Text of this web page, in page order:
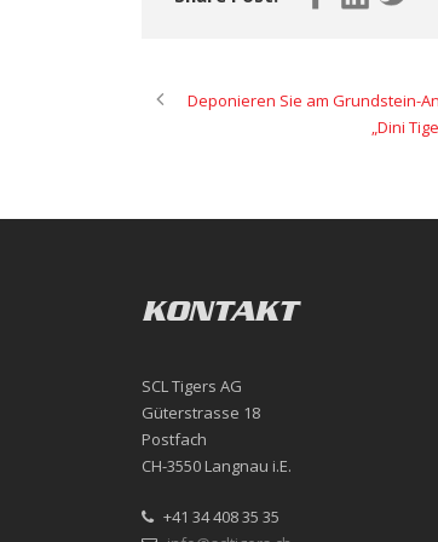
Deponieren Sie am Grundstein-
„Dini
KONTAKT
SCL Tigers AG
Güterstrasse 18
Postfach
CH-3550 Langnau i.E.
+41 34 408 35 35